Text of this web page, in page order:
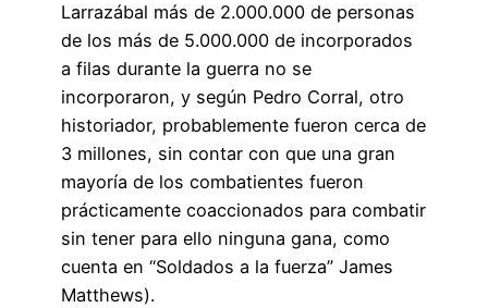
Larrazábal más de 2.000.000 de personas
de los más de 5.000.000 de incorporados
a filas durante la guerra no se
incorporaron, y según Pedro Corral, otro
historiador, probablemente fueron cerca de
3 millones, sin contar con que una gran
mayoría de los combatientes fueron
prácticamente coaccionados para combatir
sin tener para ello ninguna gana, como
cuenta en “Soldados a la fuerza” James
Matthews).